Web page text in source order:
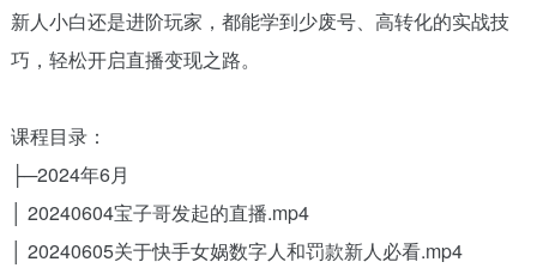
新人小白还是进阶玩家，都能学到少废号、高转化的实战技
巧，轻松开启直播变现之路。
课程目录：
├─2024年6月
│ 20240604宝子哥发起的直播.mp4
│ 20240605关于快手女娲数字人和罚款新人必看.mp4